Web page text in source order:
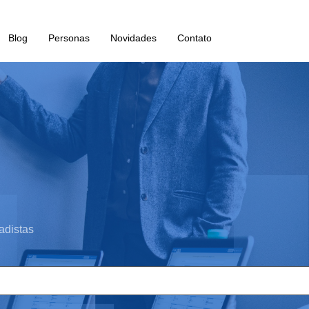
Blog Personas Novidades Contato